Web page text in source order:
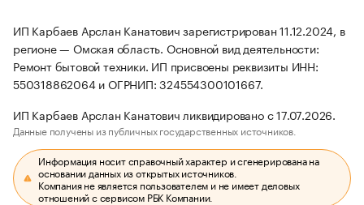
ИП Карбаев Арслан Канатович зарегистрирован 11.12.2024, в
регионе — Омская область. Основной вид деятельности:
Ремонт бытовой техники. ИП присвоены реквизиты ИНН:
550318862064 и ОГРНИП: 324554300101667.
ИП Карбаев Арслан Канатович ликвидировано с 17.07.2026.
Данные получены из публичных государственных источников.
Информация носит справочный характер и сгенерирована на
основании данных из открытых источников.
Компания не является пользователем и не имеет деловых
отношений с сервисом РБК Компании.